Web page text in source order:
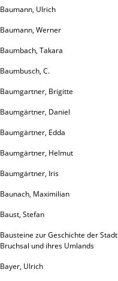
Baumann, Ulrich
Baumann, Werner
Baumbach, Takara
Baumbusch, C.
Baumgartner, Brigitte
Baumgärtner, Daniel
Baumgärtner, Edda
Baumgärtner, Helmut
Baumgärtner, Iris
Baunach, Maximilian
Baust, Stefan
Bausteine zur Geschichte der Stadt
Bruchsal und ihres Umlands
Bayer, Ulrich